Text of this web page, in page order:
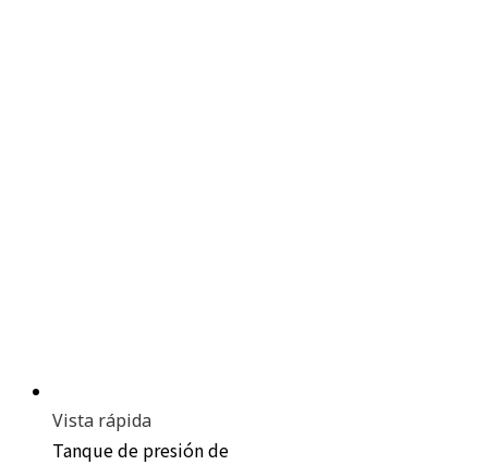
Vista rápida
Tanque de presión de